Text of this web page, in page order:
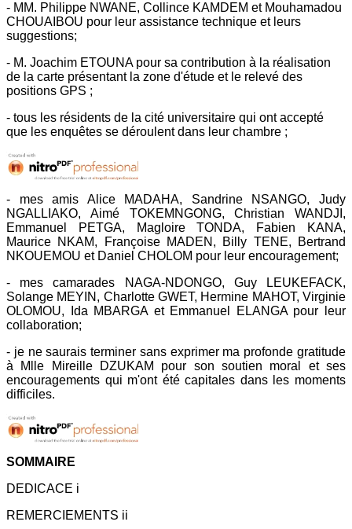
- MM. Philippe NWANE, Collince KAMDEM et Mouhamadou
CHOUAIBOU pour leur assistance technique et leurs
suggestions;
- M. Joachim ETOUNA pour sa contribution à la réalisation
de la carte présentant la zone d'étude et le relevé des
positions GPS ;
- tous les résidents de la cité universitaire qui ont accepté
que les enquêtes se déroulent dans leur chambre ;
- mes amis Alice MADAHA, Sandrine NSANGO, Judy
NGALLIAKO, Aimé TOKEMNGONG, Christian WANDJI,
Emmanuel PETGA, Magloire TONDA, Fabien KANA,
Maurice NKAM, Françoise MADEN, Billy TENE, Bertrand
NKOUEMOU et Daniel CHOLOM pour leur encouragement;
- mes camarades NAGA-NDONGO, Guy LEUKEFACK,
Solange MEYIN, Charlotte GWET, Hermine MAHOT, Virginie
OLOMOU, Ida MBARGA et Emmanuel ELANGA pour leur
collaboration;
- je ne saurais terminer sans exprimer ma profonde gratitude
à Mlle Mireille DZUKAM pour son soutien moral et ses
encouragements qui m'ont été capitales dans les moments
difficiles.
SOMMAIRE
DEDICACE i
REMERCIEMENTS ii